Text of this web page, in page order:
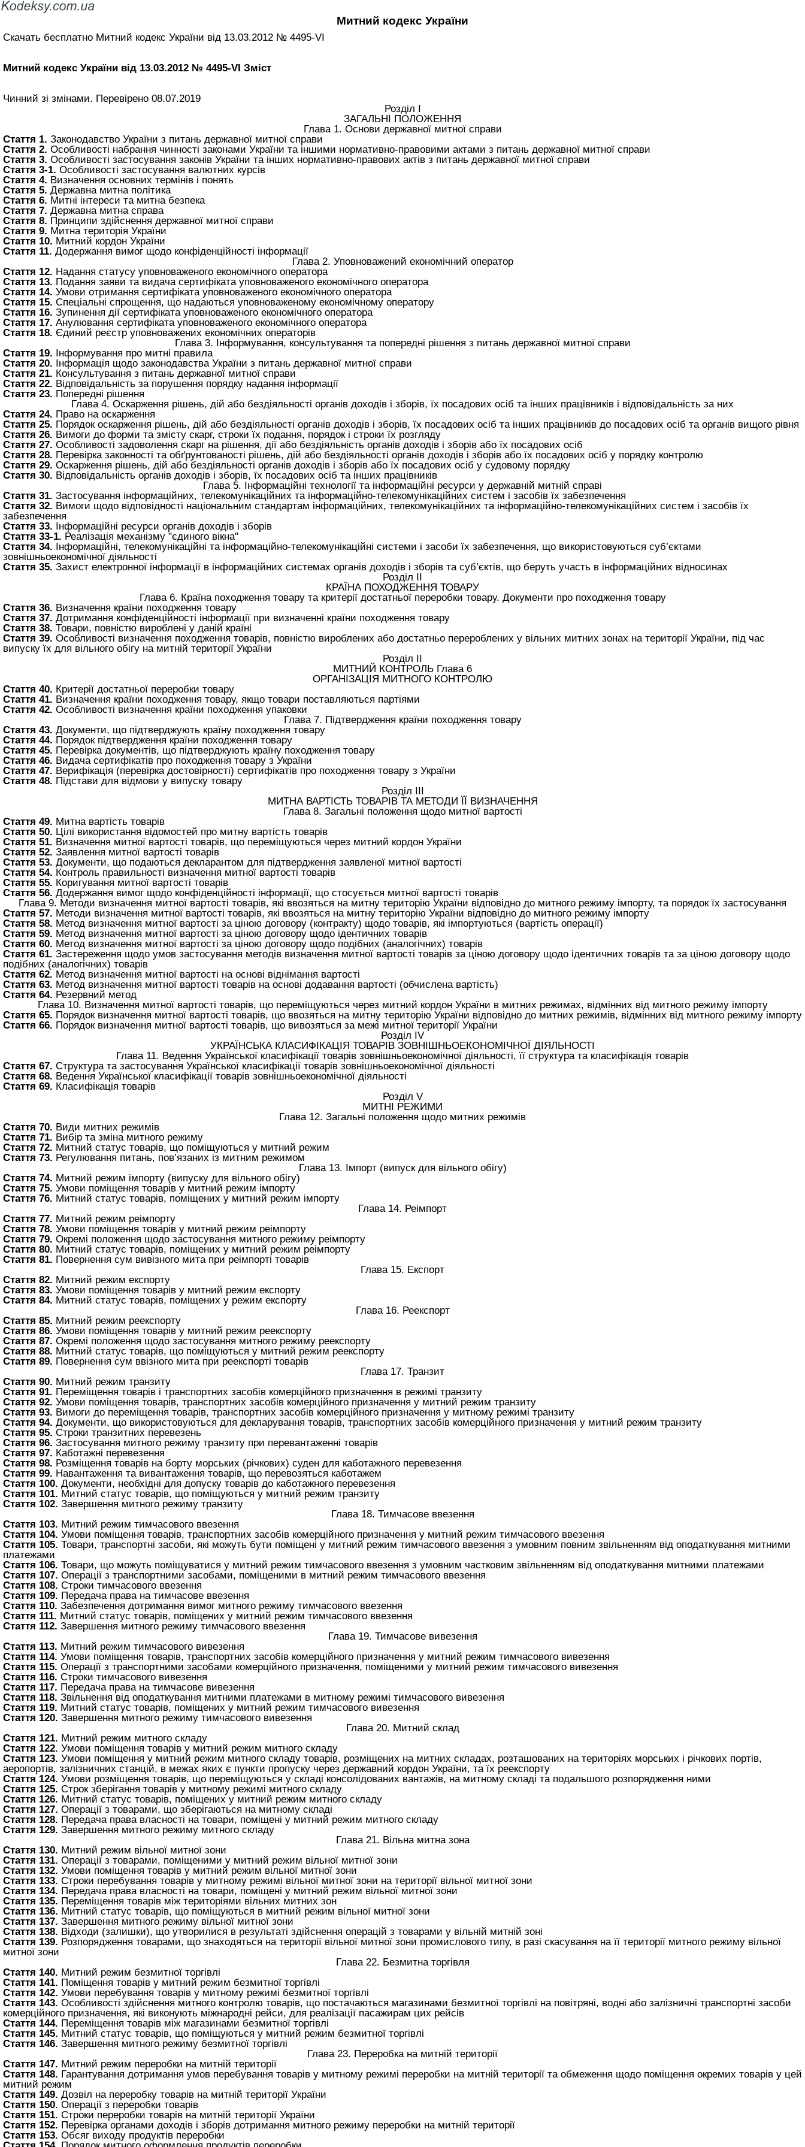
Митний кодекс України
Скачать бесплатно Митний кодекс України від 13.03.2012 № 4495-VI
Митний кодекс України від 13.03.2012 № 4495-VI Зміст
Чинний зі змінами. Перевірено 08.07.2019
Розділ I
ЗАГАЛЬНІ ПОЛОЖЕННЯ
Глава 1. Основи державної митної справи
Стаття 1. Законодавство України з питань державної митної справи
Стаття 2. Особливості набрання чинності законами України та іншими нормативно-правовими актами з питань державної митної справи
Стаття 3. Особливості застосування законів України та інших нормативно-правових актів з питань державної митної справи
Стаття 3-1. Особливості застосування валютних курсів
Стаття 4. Визначення основних термінів і понять
Стаття 5. Державна митна політика
Стаття 6. Митні інтереси та митна безпека
Стаття 7. Державна митна справа
Стаття 8. Принципи здійснення державної митної справи
Стаття 9. Митна територія України
Стаття 10. Митний кордон України
Стаття 11. Додержання вимог щодо конфіденційності інформації
Глава 2. Уповноважений економічний оператор
Стаття 12. Надання статусу уповноваженого економічного оператора
Стаття 13. Подання заяви та видача сертифіката уповноваженого економічного оператора
Стаття 14. Умови отримання сертифіката уповноваженого економічного оператора
Стаття 15. Спеціальні спрощення, що надаються уповноваженому економічному оператору
Стаття 16. Зупинення дії сертифіката уповноваженого економічного оператора
Стаття 17. Анулювання сертифіката уповноваженого економічного оператора
Стаття 18. Єдиний реєстр уповноважених економічних операторів
Глава 3. Інформування, консультування та попередні рішення з питань державної митної справи
Стаття 19. Інформування про митні правила
Стаття 20. Інформація щодо законодавства України з питань державної митної справи
Стаття 21. Консультування з питань державної митної справи
Стаття 22. Відповідальність за порушення порядку надання інформації
Стаття 23. Попередні рішення
Глава 4. Оскарження рішень, дій або бездіяльності органів доходів і зборів, їх посадових осіб та інших працівників і відповідальність за них
Стаття 24. Право на оскарження
Стаття 25. Порядок оскарження рішень, дій або бездіяльності органів доходів і зборів, їх посадових осіб та інших працівників до посадових осіб та органів вищого рівня
Стаття 26. Вимоги до форми та змісту скарг, строки їх подання, порядок і строки їх розгляду
Стаття 27. Особливості задоволення скарг на рішення, дії або бездіяльність органів доходів і зборів або їх посадових осіб
Стаття 28. Перевірка законності та обґрунтованості рішень, дій або бездіяльності органів доходів і зборів або їх посадових осіб у порядку контролю
Стаття 29. Оскарження рішень, дій або бездіяльності органів доходів і зборів або їх посадових осіб у судовому порядку
Стаття 30. Відповідальність органів доходів і зборів, їх посадових осіб та інших працівників
Глава 5. Інформаційні технології та інформаційні ресурси у державній митній справі
Стаття 31. Застосування інформаційних, телекомунікаційних та інформаційно-телекомунікаційних систем і засобів їх забезпечення
Стаття 32. Вимоги щодо відповідності національним стандартам інформаційних, телекомунікаційних та інформаційно-телекомунікаційних систем і засобів їх
забезпечення
Стаття 33. Інформаційні ресурси органів доходів і зборів
Стаття 33-1. Реалізація механізму "єдиного вікна"
Стаття 34. Інформаційні, телекомунікаційні та інформаційно-телекомунікаційні системи і засоби їх забезпечення, що використовуються суб’єктами
зовнішньоекономічної діяльності
Стаття 35. Захист електронної інформації в інформаційних системах органів доходів і зборів та суб’єктів, що беруть участь в інформаційних відносинах
Розділ II
КРАЇНА ПОХОДЖЕННЯ ТОВАРУ
Глава 6. Країна походження товару та критерії достатньої переробки товару. Документи про походження товару
Стаття 36. Визначення країни походження товару
Стаття 37. Дотримання конфіденційності інформації при визначенні країни походження товару
Стаття 38. Товари, повністю вироблені у даній країні
Стаття 39. Особливості визначення походження товарів, повністю вироблених або достатньо перероблених у вільних митних зонах на території України, під час
випуску їх для вільного обігу на митній території України
Розділ II
МИТНИЙ КОНТРОЛЬ Глава 6
ОРГАНІЗАЦІЯ МИТНОГО КОНТРОЛЮ
Стаття 40. Критерії достатньої переробки товару
Стаття 41. Визначення країни походження товару, якщо товари поставляються партіями
Стаття 42. Особливості визначення країни походження упаковки
Глава 7. Підтвердження країни походження товару
Стаття 43. Документи, що підтверджують країну походження товару
Стаття 44. Порядок підтвердження країни походження товару
Стаття 45. Перевірка документів, що підтверджують країну походження товару
Стаття 46. Видача сертифікатів про походження товару з України
Стаття 47. Верифікація (перевірка достовірності) сертифікатів про походження товару з України
Стаття 48. Підстави для відмови у випуску товару
Розділ III
МИТНА ВАРТІСТЬ ТОВАРІВ ТА МЕТОДИ ЇЇ ВИЗНАЧЕННЯ
Глава 8. Загальні положення щодо митної вартості
Стаття 49. Митна вартість товарів
Стаття 50. Цілі використання відомостей про митну вартість товарів
Стаття 51. Визначення митної вартості товарів, що переміщуються через митний кордон України
Стаття 52. Заявлення митної вартості товарів
Стаття 53. Документи, що подаються декларантом для підтвердження заявленої митної вартості
Стаття 54. Контроль правильності визначення митної вартості товарів
Стаття 55. Коригування митної вартості товарів
Стаття 56. Додержання вимог щодо конфіденційності інформації, що стосується митної вартості товарів
Глава 9. Методи визначення митної вартості товарів, які ввозяться на митну територію України відповідно до митного режиму імпорту, та порядок їх застосування
Стаття 57. Методи визначення митної вартості товарів, які ввозяться на митну територію України відповідно до митного режиму імпорту
Стаття 58. Метод визначення митної вартості за ціною договору (контракту) щодо товарів, які імпортуються (вартість операції)
Стаття 59. Метод визначення митної вартості за ціною договору щодо ідентичних товарів
Стаття 60. Метод визначення митної вартості за ціною договору щодо подібних (аналогічних) товарів
Стаття 61. Застереження щодо умов застосування методів визначення митної вартості товарів за ціною договору щодо ідентичних товарів та за ціною договору щодо
подібних (аналогічних) товарів
Стаття 62. Метод визначення митної вартості на основі віднімання вартості
Стаття 63. Метод визначення митної вартості товарів на основі додавання вартості (обчислена вартість)
Стаття 64. Резервний метод
Глава 10. Визначення митної вартості товарів, що переміщуються через митний кордон України в митних режимах, відмінних від митного режиму імпорту
Стаття 65. Порядок визначення митної вартості товарів, що ввозяться на митну територію України відповідно до митних режимів, відмінних від митного режиму імпорту
Стаття 66. Порядок визначення митної вартості товарів, що вивозяться за межі митної території України
Розділ IV
УКРАЇНСЬКА КЛАСИФІКАЦІЯ ТОВАРІВ ЗОВНІШНЬОЕКОНОМІЧНОЇ ДІЯЛЬНОСТІ
Глава 11. Ведення Української класифікації товарів зовнішньоекономічної діяльності, її структура та класифікація товарів
Стаття 67. Структура та застосування Української класифікації товарів зовнішньоекономічної діяльності
Стаття 68. Ведення Української класифікації товарів зовнішньоекономічної діяльності
Стаття 69. Класифікація товарів
Розділ V
МИТНІ РЕЖИМИ
Глава 12. Загальні положення щодо митних режимів
Стаття 70. Види митних режимів
Стаття 71. Вибір та зміна митного режиму
Стаття 72. Митний статус товарів, що поміщуються у митний режим
Стаття 73. Регулювання питань, пов’язаних із митним режимом
Глава 13. Імпорт (випуск для вільного обігу)
Стаття 74. Митний режим імпорту (випуску для вільного обігу)
Стаття 75. Умови поміщення товарів у митний режим імпорту
Стаття 76. Митний статус товарів, поміщених у митний режим імпорту
Глава 14. Реімпорт
Стаття 77. Митний режим реімпорту
Стаття 78. Умови поміщення товарів у митний режим реімпорту
Стаття 79. Окремі положення щодо застосування митного режиму реімпорту
Стаття 80. Митний статус товарів, поміщених у митний режим реімпорту
Стаття 81. Повернення сум вивізного мита при реімпорті товарів
Глава 15. Експорт
Стаття 82. Митний режим експорту
Стаття 83. Умови поміщення товарів у митний режим експорту
Стаття 84. Митний статус товарів, поміщених у режим експорту
Глава 16. Реекспорт
Стаття 85. Митний режим реекспорту
Стаття 86. Умови поміщення товарів у митний режим реекспорту
Стаття 87. Окремі положення щодо застосування митного режиму реекспорту
Стаття 88. Митний статус товарів, що поміщуються у митний режим реекспорту
Стаття 89. Повернення сум ввізного мита при реекспорті товарів
Глава 17. Транзит
Стаття 90. Митний режим транзиту
Стаття 91. Переміщення товарів і транспортних засобів комерційного призначення в режимі транзиту
Стаття 92. Умови поміщення товарів, транспортних засобів комерційного призначення у митний режим транзиту
Стаття 93. Вимоги до переміщення товарів, транспортних засобів комерційного призначення у митному режимі транзиту
Стаття 94. Документи, що використовуються для декларування товарів, транспортних засобів комерційного призначення у митний режим транзиту
Стаття 95. Строки транзитних перевезень
Стаття 96. Застосування митного режиму транзиту при перевантаженні товарів
Стаття 97. Каботажні перевезення
Стаття 98. Розміщення товарів на борту морських (річкових) суден для каботажного перевезення
Стаття 99. Навантаження та вивантаження товарів, що перевозяться каботажем
Стаття 100. Документи, необхідні для допуску товарів до каботажного перевезення
Стаття 101. Митний статус товарів, що поміщуються у митний режим транзиту
Стаття 102. Завершення митного режиму транзиту
Глава 18. Тимчасове ввезення
Стаття 103. Митний режим тимчасового ввезення
Стаття 104. Умови поміщення товарів, транспортних засобів комерційного призначення у митний режим тимчасового ввезення
Стаття 105. Товари, транспортні засоби, які можуть бути поміщені у митний режим тимчасового ввезення з умовним повним звільненням від оподаткування митними
платежами
Стаття 106. Товари, що можуть поміщуватися у митний режим тимчасового ввезення з умовним частковим звільненням від оподаткування митними платежами
Стаття 107. Операції з транспортними засобами, поміщеними в митний режим тимчасового ввезення
Стаття 108. Строки тимчасового ввезення
Стаття 109. Передача права на тимчасове ввезення
Стаття 110. Забезпечення дотримання вимог митного режиму тимчасового ввезення
Стаття 111. Митний статус товарів, поміщених у митний режим тимчасового ввезення
Стаття 112. Завершення митного режиму тимчасового ввезення
Глава 19. Тимчасове вивезення
Стаття 113. Митний режим тимчасового вивезення
Стаття 114. Умови поміщення товарів, транспортних засобів комерційного призначення у митний режим тимчасового вивезення
Стаття 115. Операції з транспортними засобами комерційного призначення, поміщеними у митний режим тимчасового вивезення
Стаття 116. Строки тимчасового вивезення
Стаття 117. Передача права на тимчасове вивезення
Стаття 118. Звільнення від оподаткування митними платежами в митному режимі тимчасового вивезення
Стаття 119. Митний статус товарів, поміщених у митний режим тимчасового вивезення
Стаття 120. Завершення митного режиму тимчасового вивезення
Глава 20. Митний склад
Стаття 121. Митний режим митного складу
Стаття 122. Умови поміщення товарів у митний режим митного складу
Стаття 123. Умови поміщення у митний режим митного складу товарів, розміщених на митних складах, розташованих на територіях морських і річкових портів,
аеропортів, залізничних станцій, в межах яких є пункти пропуску через державний кордон України, та їх реекспорту
Стаття 124. Умови розміщення товарів, що переміщуються у складі консолідованих вантажів, на митному складі та подальшого розпорядження ними
Стаття 125. Строк зберігання товарів у митному режимі митного складу
Стаття 126. Митний статус товарів, поміщених у митний режим митного складу
Стаття 127. Операції з товарами, що зберігаються на митному складі
Стаття 128. Передача права власності на товари, поміщені у митний режим митного складу
Стаття 129. Завершення митного режиму митного складу
Глава 21. Вільна митна зона
Стаття 130. Митний режим вільної митної зони
Стаття 131. Операції з товарами, поміщеними у митний режим вільної митної зони
Стаття 132. Умови поміщення товарів у митний режим вільної митної зони
Стаття 133. Строки перебування товарів у митному режимі вільної митної зони на території вільної митної зони
Стаття 134. Передача права власності на товари, поміщені у митний режим вільної митної зони
Стаття 135. Переміщення товарів між територіями вільних митних зон
Стаття 136. Митний статус товарів, що поміщуються в митний режим вільної митної зони
Стаття 137. Завершення митного режиму вільної митної зони
Стаття 138. Відходи (залишки), що утворилися в результаті здійснення операцій з товарами у вільній митній зоні
Стаття 139. Розпорядження товарами, що знаходяться на території вільної митної зони промислового типу, в разі скасування на її території митного режиму вільної
митної зони
Глава 22. Безмитна торгівля
Стаття 140. Митний режим безмитної торгівлі
Стаття 141. Поміщення товарів у митний режим безмитної торгівлі
Стаття 142. Умови перебування товарів у митному режимі безмитної торгівлі
Стаття 143. Особливості здійснення митного контролю товарів, що постачаються магазинами безмитної торгівлі на повітряні, водні або залізничні транспортні засоби
комерційного призначення, які виконують міжнародні рейси, для реалізації пасажирам цих рейсів
Стаття 144. Переміщення товарів між магазинами безмитної торгівлі
Стаття 145. Митний статус товарів, що поміщуються у митний режим безмитної торгівлі
Стаття 146. Завершення митного режиму безмитної торгівлі
Глава 23. Переробка на митній території
Стаття 147. Митний режим переробки на митній території
Стаття 148. Гарантування дотримання умов перебування товарів у митному режимі переробки на митній території та обмеження щодо поміщення окремих товарів у цей
митний режим
Стаття 149. Дозвіл на переробку товарів на митній території України
Стаття 150. Операції з переробки товарів
Стаття 151. Строки переробки товарів на митній території України
Стаття 152. Перевірка органами доходів і зборів дотримання митного режиму переробки на митній території
Стаття 153. Обсяг виходу продуктів переробки